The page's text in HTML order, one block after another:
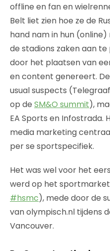
offline en fan en
Belt liet zien hoe ze de
hand nam in hun
de stadions zaken aan
door het plaatsen van
en content genereert.
usual suspects
op de SM&O summit),
EA Sports en Infostrada.
media marketing
per se sportspecifiek.
Het was wel voor het
werd op het
#hsmc), mede door de
van olympisch.nl tijdens
Vancouver.